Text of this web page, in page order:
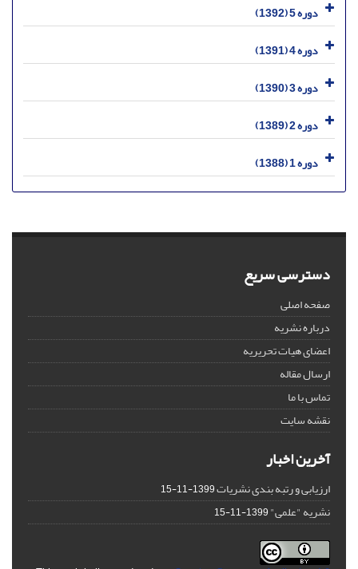
دوره 5 (1392)
دوره 4 (1391)
دوره 3 (1390)
دوره 2 (1389)
دوره 1 (1388)
دسترسی سریع
صفحه اصلی
درباره نشریه
اعضای هیات تحریریه
ارسال مقاله
تماس با ما
نقشه سایت
آخرین اخبار
ارزیابی و رتبه بندی نشریات1399-11-15
نشریه "علمی"1399-11-15